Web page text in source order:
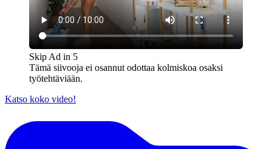
Skip Ad in 5
Tämä siivooja ei osannut odottaa kolmiskoa osaksi
työtehtäviään.
Katso koko video!